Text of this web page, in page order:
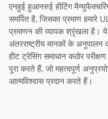
एनहुई हुआनरुई हीटिंग
समर्पित है, जिसका प्रमाण हमारे
प्रमाणन की व्यापक श्रृंखला है। ये
अंतरराष्ट्रीय मानकों के अनुपालन
हीट ट्रेसिंग समाधान कठोर
पूरा करते हैं, जो महत्वपूर्ण
आत्मविश्वास प्रदान करते हैं।